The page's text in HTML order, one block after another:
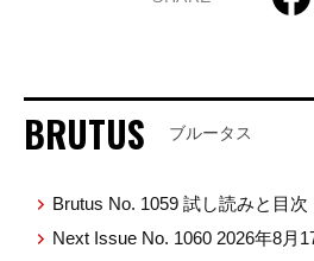
BRUTUS ブルータス
Brutus No. 1059 試し読みと目次
Next Issue No. 1060 2026年8月